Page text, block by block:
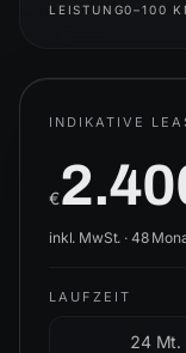
LEISTUNG0–100
INDIKATIVE
€
inkl. MwSt. · 48
LAUFZEIT
24 Mt.